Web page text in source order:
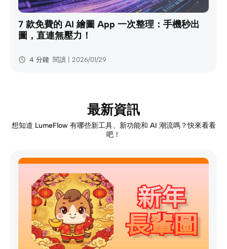
7 款免費的 AI 繪圖 App 一次整理：手機秒出
圖，直連無壓力！
4 分鐘 閱讀 | 2026/01/29
最新資訊
想知道 LumeFlow 有哪些新工具、新功能和 AI 潮流嗎？快來看看
吧！